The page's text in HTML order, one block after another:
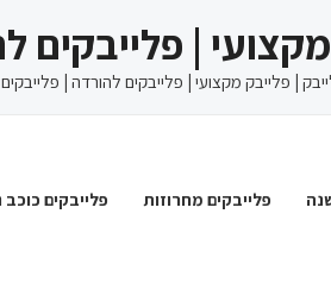
| פלייבקים
| פלייבק מקצועי | פלייבקים להורדה |
פלייבקים מחרוזות פלייבקים כוכב